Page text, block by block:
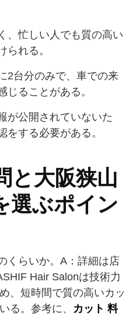
、忙しい人でも質の高い
られる。
2台分のみで、車での来
じることがある。
が公開されていないた
をする必要がある。
と大阪狭山
選ぶポイン
くらいか。A：詳細は店
Hair Salonは技術力
、短時間で質の高いカッ
る。参考に、 カット 料